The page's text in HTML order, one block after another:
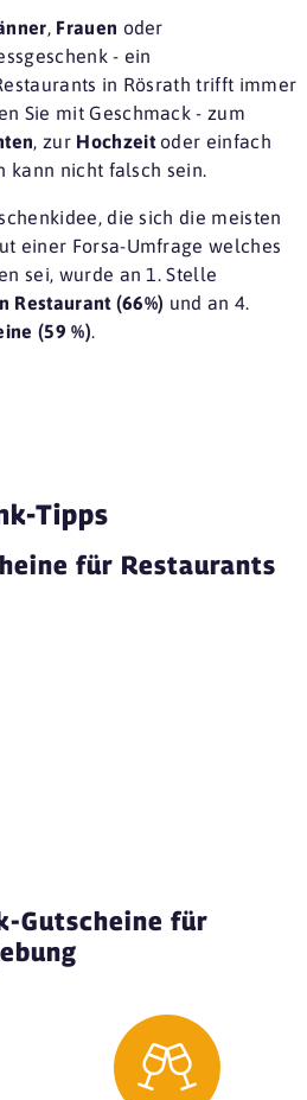
, Frauen oder
- ein
in Rösrath trifft immer
Sie mit Geschmack - zum
, zur Hochzeitoder einfach
kann nicht falsch sein.
, die sich die meisten
einer Forsa-Umfrage welches
sei, wurde an 1. Stelle
Restaurant (66%) und an 4.
(59 %).
Tipps
für Restaurants
Gutscheine für